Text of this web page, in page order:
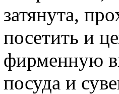
затянута,
посетить и
фирменную
посуда и